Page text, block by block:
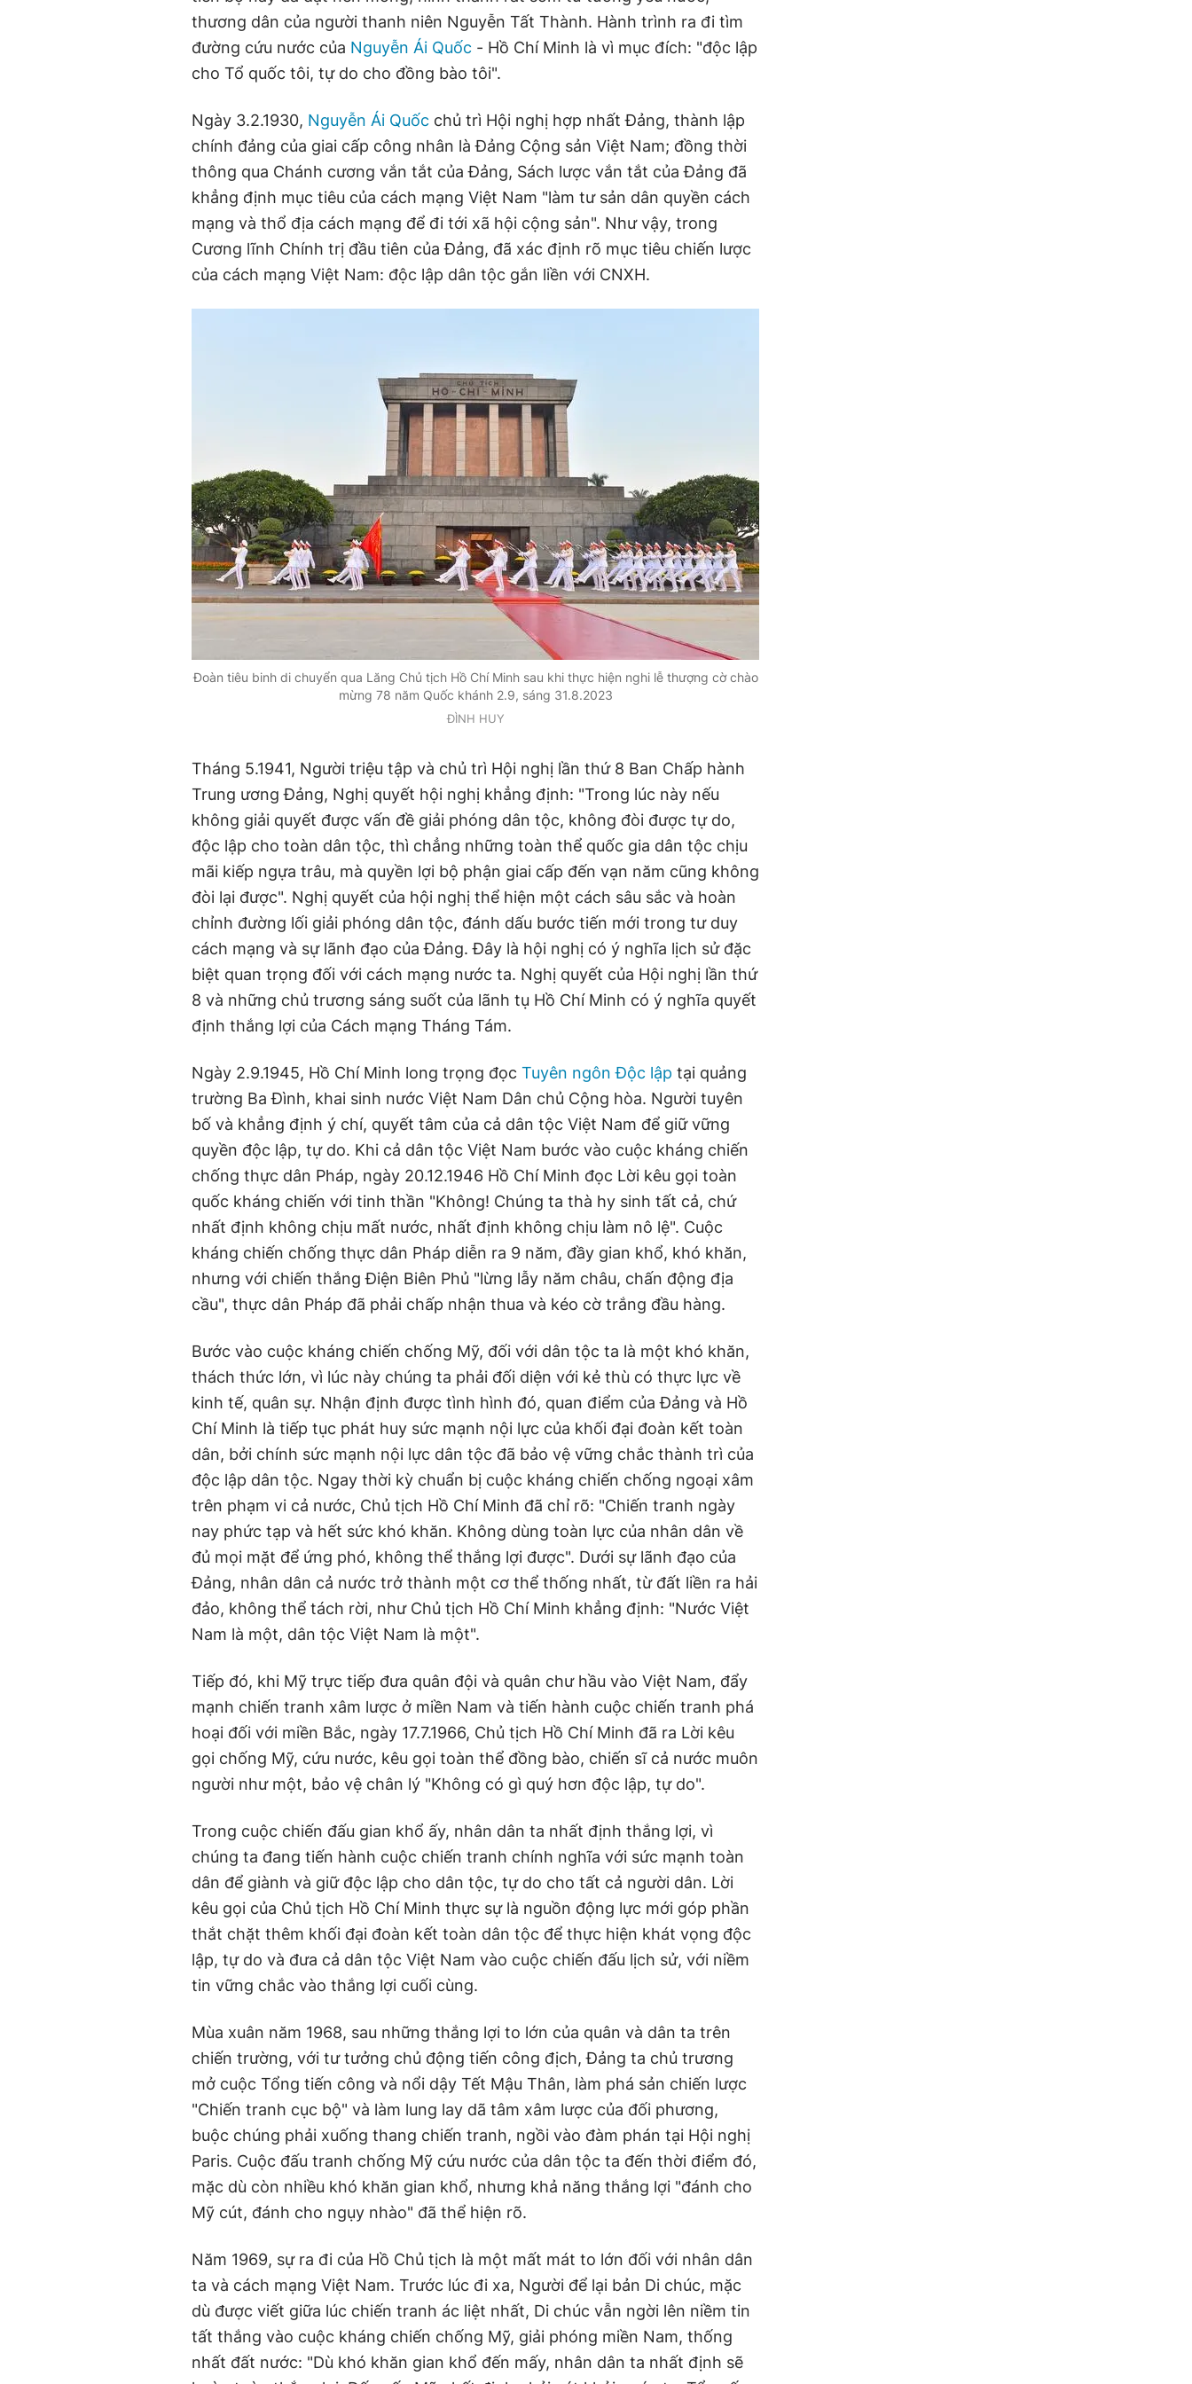
thương dân của người thanh niên Nguyễn Tất Thành. Hành trình ra đi tìm
đường cứu nước của Nguyễn Ái Quốc - Hồ Chí Minh là vì mục đích: "độc lập
cho Tổ quốc tôi, tự do cho đồng bào tôi".
Ngày 3.2.1930, Nguyễn Ái Quốc chủ trì Hội nghị hợp nhất Đảng, thành lập
chính đảng của giai cấp công nhân là Đảng Cộng sản Việt Nam; đồng thời
thông qua Chánh cương vắn tắt của Đảng, Sách lược vắn tắt của Đảng đã
khẳng định mục tiêu của cách mạng Việt Nam "làm tư sản dân quyền cách
mạng và thổ địa cách mạng để đi tới xã hội cộng sản". Như vậy, trong
Cương lĩnh Chính trị đầu tiên của Đảng, đã xác định rõ mục tiêu chiến lược
của cách mạng Việt Nam: độc lập dân tộc gắn liền với CNXH.
Đoàn tiêu binh di chuyển qua Lăng Chủ tịch Hồ Chí Minh sau khi thực hiện nghi lễ thượng cờ chào
mừng 78 năm Quốc khánh 2.9, sáng 31.8.2023
ĐÌNH HUY
Tháng 5.1941, Người triệu tập và chủ trì Hội nghị lần thứ 8 Ban Chấp hành
Trung ương Đảng, Nghị quyết hội nghị khẳng định: "Trong lúc này nếu
không giải quyết được vấn đề giải phóng dân tộc, không đòi được tự do,
độc lập cho toàn dân tộc, thì chẳng những toàn thể quốc gia dân tộc chịu
mãi kiếp ngựa trâu, mà quyền lợi bộ phận giai cấp đến vạn năm cũng không
đòi lại được". Nghị quyết của hội nghị thể hiện một cách sâu sắc và hoàn
chỉnh đường lối giải phóng dân tộc, đánh dấu bước tiến mới trong tư duy
cách mạng và sự lãnh đạo của Đảng. Đây là hội nghị có ý nghĩa lịch sử đặc
biệt quan trọng đối với cách mạng nước ta. Nghị quyết của Hội nghị lần thứ
8 và những chủ trương sáng suốt của lãnh tụ Hồ Chí Minh có ý nghĩa quyết
định thắng lợi của Cách mạng Tháng Tám.
Ngày 2.9.1945, Hồ Chí Minh long trọng đọc Tuyên ngôn Độc lập tại quảng
trường Ba Đình, khai sinh nước Việt Nam Dân chủ Cộng hòa. Người tuyên
bố và khẳng định ý chí, quyết tâm của cả dân tộc Việt Nam để giữ vững
quyền độc lập, tự do. Khi cả dân tộc Việt Nam bước vào cuộc kháng chiến
chống thực dân Pháp, ngày 20.12.1946 Hồ Chí Minh đọc Lời kêu gọi toàn
quốc kháng chiến với tinh thần "Không! Chúng ta thà hy sinh tất cả, chứ
nhất định không chịu mất nước, nhất định không chịu làm nô lệ". Cuộc
kháng chiến chống thực dân Pháp diễn ra 9 năm, đầy gian khổ, khó khăn,
nhưng với chiến thắng Điện Biên Phủ "lừng lẫy năm châu, chấn động địa
cầu", thực dân Pháp đã phải chấp nhận thua và kéo cờ trắng đầu hàng.
Bước vào cuộc kháng chiến chống Mỹ, đối với dân tộc ta là một khó khăn,
thách thức lớn, vì lúc này chúng ta phải đối diện với kẻ thù có thực lực về
kinh tế, quân sự. Nhận định được tình hình đó, quan điểm của Đảng và Hồ
Chí Minh là tiếp tục phát huy sức mạnh nội lực của khối đại đoàn kết toàn
dân, bởi chính sức mạnh nội lực dân tộc đã bảo vệ vững chắc thành trì của
độc lập dân tộc. Ngay thời kỳ chuẩn bị cuộc kháng chiến chống ngoại xâm
trên phạm vi cả nước, Chủ tịch Hồ Chí Minh đã chỉ rõ: "Chiến tranh ngày
nay phức tạp và hết sức khó khăn. Không dùng toàn lực của nhân dân về
đủ mọi mặt để ứng phó, không thể thắng lợi được". Dưới sự lãnh đạo của
Đảng, nhân dân cả nước trở thành một cơ thể thống nhất, từ đất liền ra hải
đảo, không thể tách rời, như Chủ tịch Hồ Chí Minh khẳng định: "Nước Việt
Nam là một, dân tộc Việt Nam là một".
Tiếp đó, khi Mỹ trực tiếp đưa quân đội và quân chư hầu vào Việt Nam, đẩy
mạnh chiến tranh xâm lược ở miền Nam và tiến hành cuộc chiến tranh phá
hoại đối với miền Bắc, ngày 17.7.1966, Chủ tịch Hồ Chí Minh đã ra Lời kêu
gọi chống Mỹ, cứu nước, kêu gọi toàn thể đồng bào, chiến sĩ cả nước muôn
người như một, bảo vệ chân lý "Không có gì quý hơn độc lập, tự do".
Trong cuộc chiến đấu gian khổ ấy, nhân dân ta nhất định thắng lợi, vì
chúng ta đang tiến hành cuộc chiến tranh chính nghĩa với sức mạnh toàn
dân để giành và giữ độc lập cho dân tộc, tự do cho tất cả người dân. Lời
kêu gọi của Chủ tịch Hồ Chí Minh thực sự là nguồn động lực mới góp phần
thắt chặt thêm khối đại đoàn kết toàn dân tộc để thực hiện khát vọng độc
lập, tự do và đưa cả dân tộc Việt Nam vào cuộc chiến đấu lịch sử, với niềm
tin vững chắc vào thắng lợi cuối cùng.
Mùa xuân năm 1968, sau những thắng lợi to lớn của quân và dân ta trên
chiến trường, với tư tưởng chủ động tiến công địch, Đảng ta chủ trương
mở cuộc Tổng tiến công và nổi dậy Tết Mậu Thân, làm phá sản chiến lược
"Chiến tranh cục bộ" và làm lung lay dã tâm xâm lược của đối phương,
buộc chúng phải xuống thang chiến tranh, ngồi vào đàm phán tại Hội nghị
Paris. Cuộc đấu tranh chống Mỹ cứu nước của dân tộc ta đến thời điểm đó,
mặc dù còn nhiều khó khăn gian khổ, nhưng khả năng thắng lợi "đánh cho
Mỹ cút, đánh cho ngụy nhào" đã thể hiện rõ.
Năm 1969, sự ra đi của Hồ Chủ tịch là một mất mát to lớn đối với nhân dân
ta và cách mạng Việt Nam. Trước lúc đi xa, Người để lại bản Di chúc, mặc
dù được viết giữa lúc chiến tranh ác liệt nhất, Di chúc vẫn ngời lên niềm tin
tất thắng vào cuộc kháng chiến chống Mỹ, giải phóng miền Nam, thống
nhất đất nước: "Dù khó khăn gian khổ đến mấy, nhân dân ta nhất định sẽ